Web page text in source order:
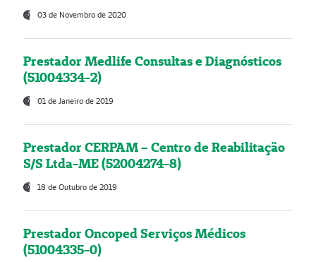
03 de Novembro de 2020
Prestador Medlife Consultas e Diagnósticos
(51004334-2)
01 de Janeiro de 2019
Prestador CERPAM – Centro de Reabilitação
S/S Ltda-ME (52004274-8)
18 de Outubro de 2019
Prestador Oncoped Serviços Médicos
(51004335-0)